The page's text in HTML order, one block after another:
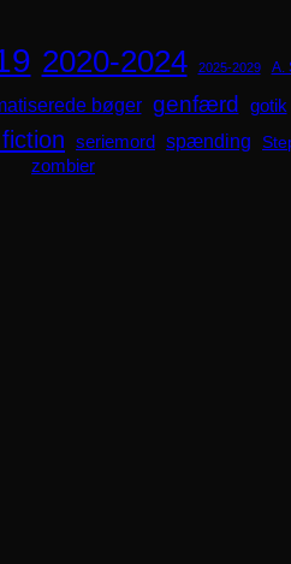
2020-2024 2025-2029 A.
bøger genfærd gotik
seriemord spænding
zombier